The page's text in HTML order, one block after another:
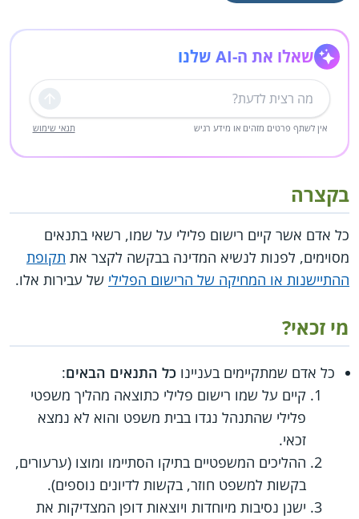
שאלו את ה-AI שלנו
שליחה
אין לשתף פרטים מזהים או מידע רגיש תנאי שימוש
בקצרה
כל אדם אשר קיים רישום פלילי על שמו, רשאי בתנאים
מסוימים, לפנות לנשיא המדינה בבקשה לקצר את תקופת
ההתיישנות או המחיקה של הרישום הפלילי של עבירות אלו.
מי זכאי?
כל אדם שמתקיימים בעניינו כל התנאים הבאים:
קיים על שמו רישום פלילי כתוצאה מהליך משפטי
פלילי שהתנהל נגדו בבית משפט והוא לא נמצא
זכאי.
ההליכים המשפטיים בתיקו הסתיימו ומוצו (ערעורים,
בקשות למשפט חוזר, בקשות לדיונים נוספים).
ישנן נסיבות מיוחדות ויוצאות דופן המצדיקות את